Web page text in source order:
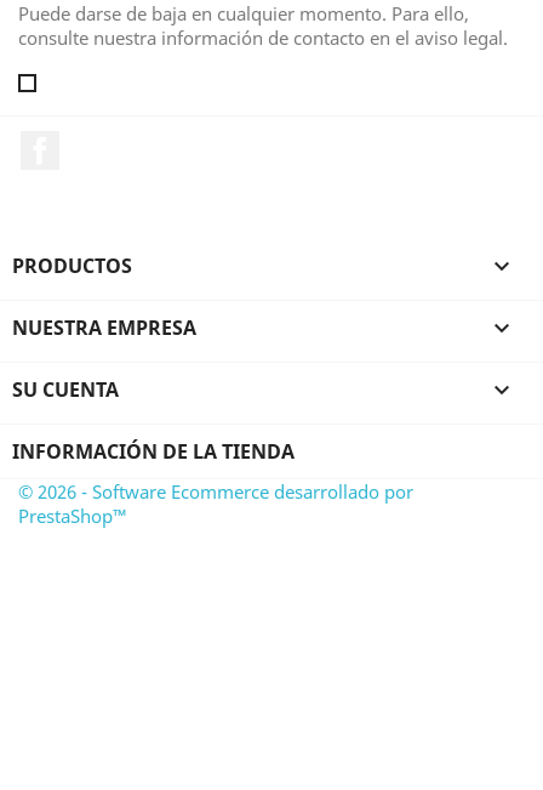
Puede darse de baja en cualquier momento. Para ello,
consulte nuestra información de contacto en el aviso legal.
PRODUCTOS 
NUESTRA EMPRESA 
SU CUENTA 
INFORMACIÓN DE LA TIENDA
© 2026 - Software Ecommerce desarrollado por
PrestaShop™